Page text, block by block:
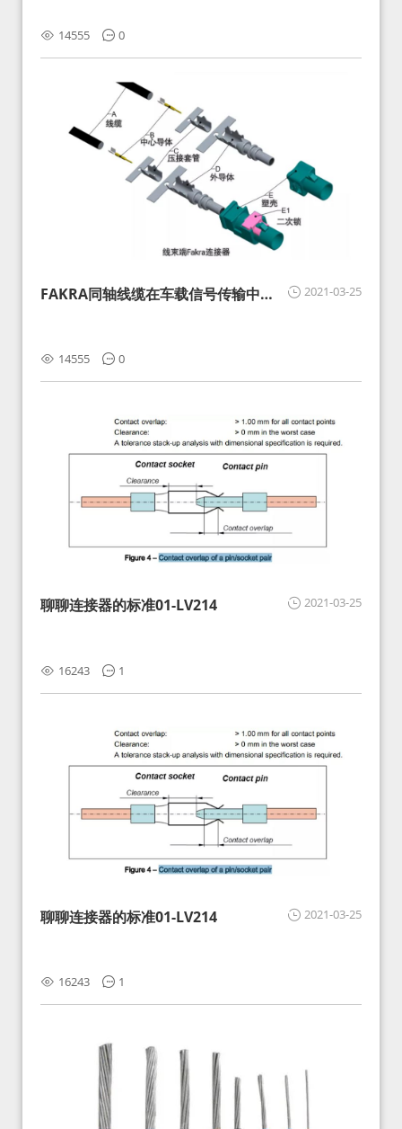
14555 0
2021-03-25
FAKRA同轴线缆在车载信号传输中的
14555 0
2021-03-25
聊聊连接器的标准01-LV214
16243 1
2021-03-25
聊聊连接器的标准01-LV214
16243 1